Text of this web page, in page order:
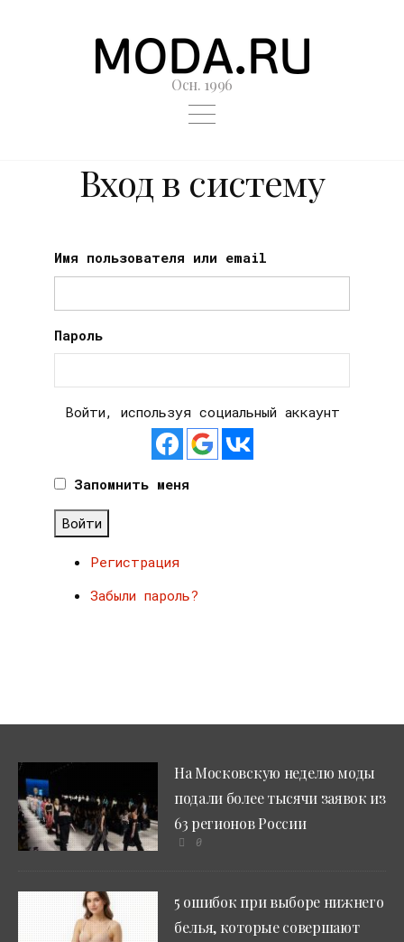
Осн. 1996
Вход в систему
Имя пользователя или email
Пароль
Войти, используя социальный аккаунт
Запомнить меня
Войти
Регистрация
Забыли пароль?
На Московскую неделю моды
подали более тысячи заявок из
63 регионов России
0
5 ошибок при выборе нижнего
белья, которые совершают